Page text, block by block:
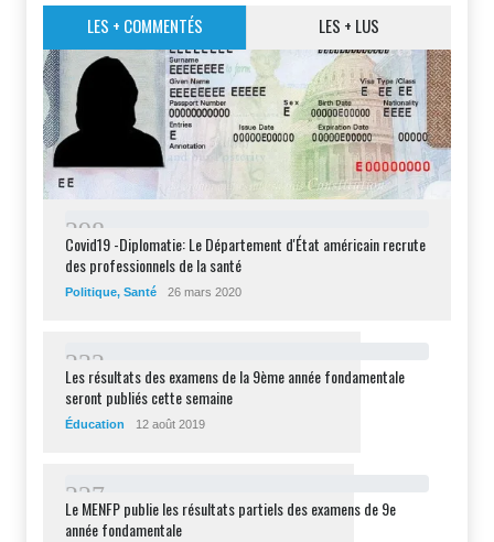
LES + COMMENTÉS LES + LUS
298
Covid19 -Diplomatie: Le Département d'État américain recrute
des professionnels de la santé
Politique, Santé 26 mars 2020
232
Les résultats des examens de la 9ème année fondamentale
seront publiés cette semaine
Éducation 12 août 2019
227
Le MENFP publie les résultats partiels des examens de 9e
année fondamentale